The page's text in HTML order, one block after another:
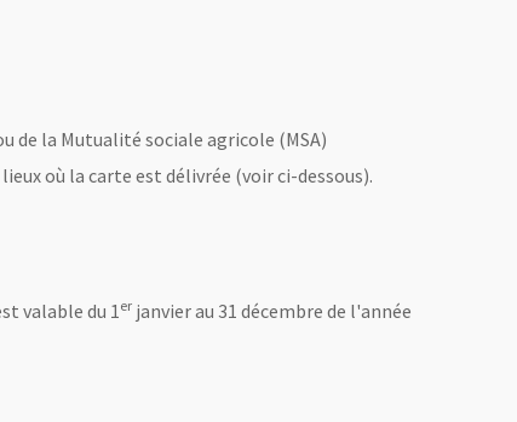
de la Mutualité sociale agricole (MSA)
où la carte est délivrée (voir ci-dessous).
valable du 1 er janvier au 31 décembre de l'année